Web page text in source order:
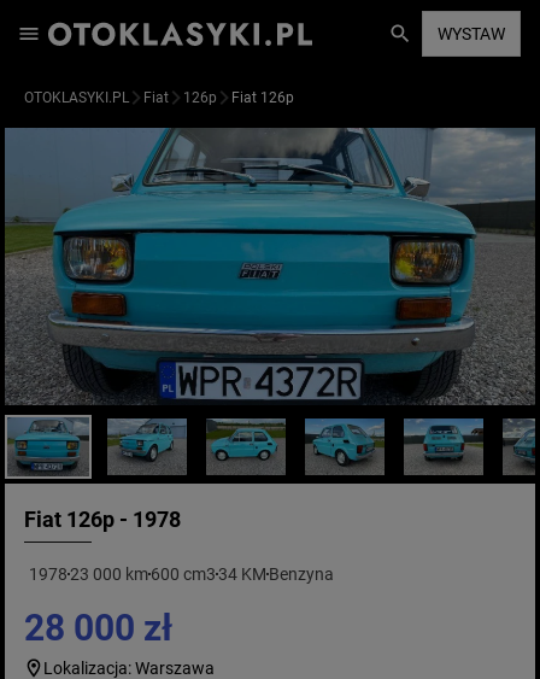
WYSTAW
OTOKLASYKI.PL Fiat 126p Fiat 126p
Fiat 126p - 1978
197823 000 km600 cm3 34 KM Benzyna
28 000 zł
Lokalizacja: Warszawa